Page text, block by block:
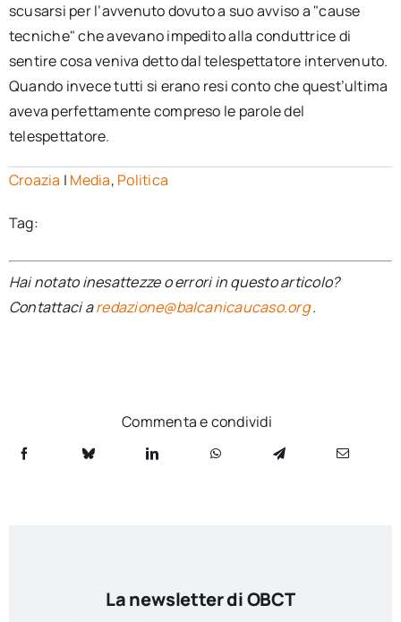
scusarsi per l’avvenuto dovuto a suo avviso a "cause
tecniche" che avevano impedito alla conduttrice di
sentire cosa veniva detto dal telespettatore intervenuto.
Quando invece tutti si erano resi conto che quest’ultima
aveva perfettamente compreso le parole del
telespettatore.
Croazia | Media, Politica
Tag:
Hai notato inesattezze o errori in questo articolo?
Contattaci aredazione@balcanicaucaso.org.
Commenta e condividi
La newsletter di OBCT